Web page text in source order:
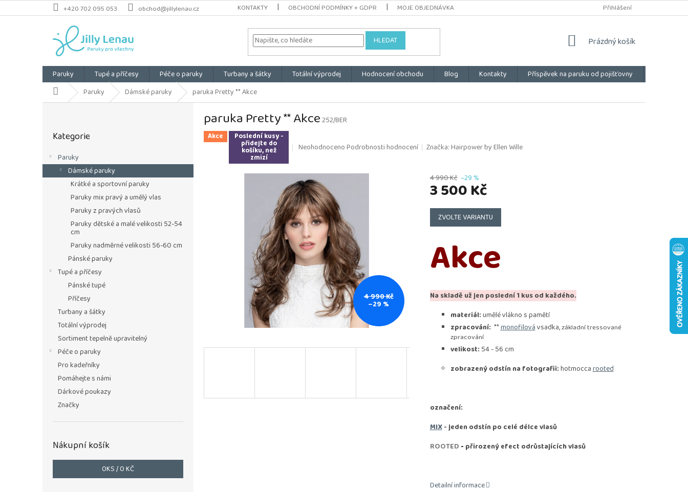
Přejít
na
+420 702 095 053 obchod@jillylenau.cz KONTAKTY OBCHODNÍ PODMÍNKY + GDPR MOJE OBJEDNÁVKA Přihlášení
HLEDAT
NÁKUPNÍ
Prázdný košík
Paruky Tupé a příčesy Péče o paruky Turbany a šátky Totální výprodej Hodnocení obchodu Blog Kontakty Příspěvek na paruku od pojišťovny
Domů Paruky Dámské paruky paruka Pretty ** Akce
P
a
n
kategorie
Kategorie
Paruky
Dámské paruky
Krátké a sportovní paruky
Paruky mix pravý a umělý vlas
Paruky z pravých vlasů
Paruky dětské a malé velikosti 52-54
cm
Paruky nadměrné velikosti 56-60 cm
Pánské paruky
Tupé a příčesy
Pánské tupé
Příčesy
Turbany a šátky
Totální výprodej
Sortiment tepelně upravitelný
Péče o paruky
Pro kadeřníky
Pomáhejte s námi
Dárkové poukazy
Značky
Nákupní košík
0KS /0 KČ
paruka Pretty ** Akce252/BER
Akce Poslední kusy -
přidejte do
košíku, než
zmizí
Průměrné
je
0,0
z
5
hvězdiček.
NeohodnocenoPodrobnosti hodnocení Značka:Hairpower by Ellen Wille
4 990 Kč
–29 %
4 990 Kč –29 %
3 500 Kč
Měrná
cena:
ZVOLTE VARIANTU
Akce
Na skladě už jen poslední 1 kus od každého.
materiál:umělé vlákno s pamětí
zpracování: **monofilovávsadka,základní tressované
zpracování
velikost: 54 - 56 cm
zobrazený odstín na fotografii:hotmoccarooted
označení:
MIX - jeden odstín po celé délce vlasů
ROOTED - přirozený efect odrůstajících vlasů
Detailní informace